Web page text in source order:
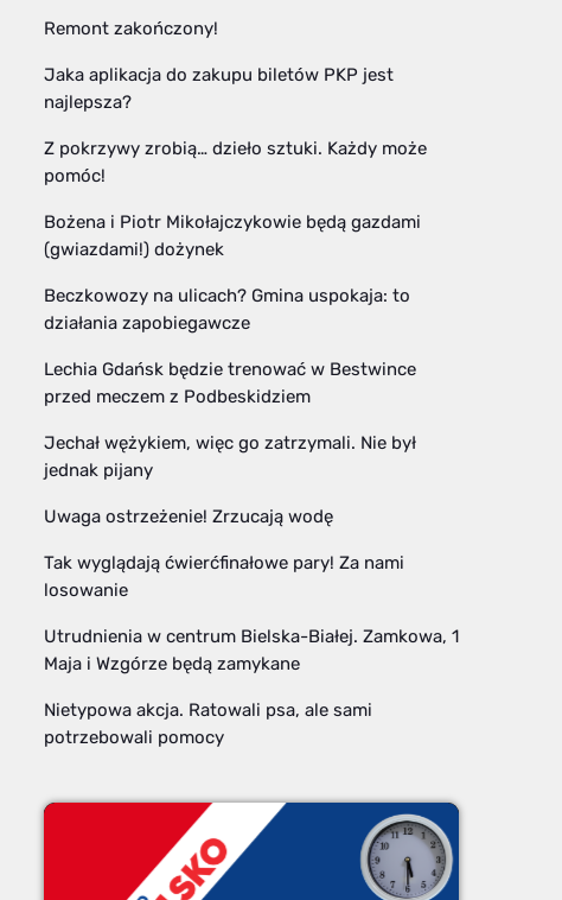
Remont zakończony!
Jaka aplikacja do zakupu biletów PKP jest
najlepsza?
Z pokrzywy zrobią… dzieło sztuki. Każdy może
pomóc!
Bożena i Piotr Mikołajczykowie będą gazdami
(gwiazdami!) dożynek
Beczkowozy na ulicach? Gmina uspokaja: to
działania zapobiegawcze
Lechia Gdańsk będzie trenować w Bestwince
przed meczem z Podbeskidziem
Jechał wężykiem, więc go zatrzymali. Nie był
jednak pijany
Uwaga ostrzeżenie! Zrzucają wodę
Tak wyglądają ćwierćfinałowe pary! Za nami
losowanie
Utrudnienia w centrum Bielska-Białej. Zamkowa, 1
Maja i Wzgórze będą zamykane
Nietypowa akcja. Ratowali psa, ale sami
potrzebowali pomocy